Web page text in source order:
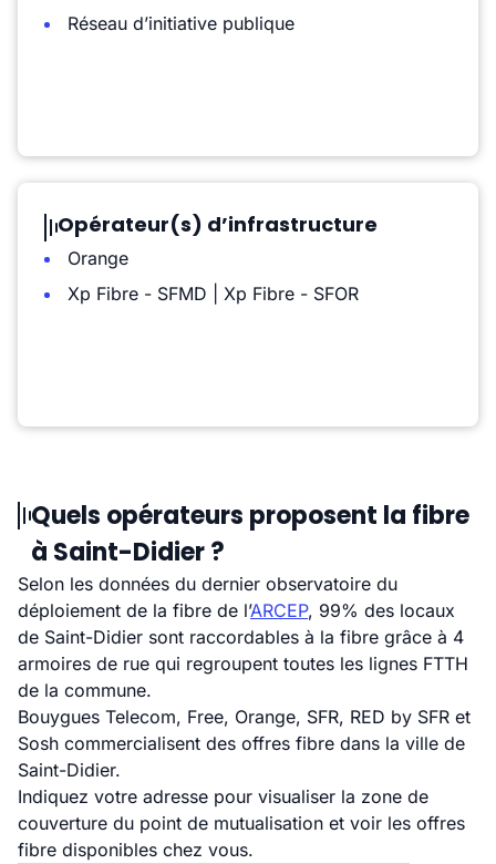
Réseau d’initiative publique
Opérateur(s) d’infrastructure
Orange
Xp Fibre - SFMD | Xp Fibre - SFOR
Quels opérateurs proposent la fibre
à Saint-Didier ?
Selon les données du dernier observatoire du
déploiement de la fibre de l’ARCEP, 99% des locaux
de Saint-Didier sont raccordables à la fibre grâce à 4
armoires de rue qui regroupent toutes les lignes FTTH
de la commune.
Bouygues Telecom, Free, Orange, SFR, RED by SFR et
Sosh commercialisent des offres fibre dans la ville de
Saint-Didier.
Indiquez votre adresse pour visualiser la zone de
couverture du point de mutualisation et voir les offres
fibre disponibles chez vous.